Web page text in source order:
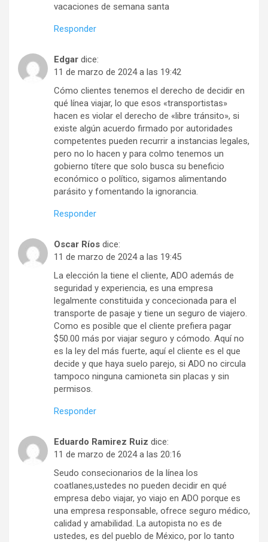
vacaciones de semana santa
Responder
Edgar dice:
11 de marzo de 2024 a las 19:42
Cómo clientes tenemos el derecho de decidir en
qué línea viajar, lo que esos «transportistas»
hacen es violar el derecho de «libre tránsito», si
existe algún acuerdo firmado por autoridades
competentes pueden recurrir a instancias legales,
pero no lo hacen y para colmo tenemos un
gobierno títere que solo busca su beneficio
económico o político, sigamos alimentando
parásito y fomentando la ignorancia.
Responder
Oscar Ríos dice:
11 de marzo de 2024 a las 19:45
La elección la tiene el cliente, ADO además de
seguridad y experiencia, es una empresa
legalmente constituida y concecionada para el
transporte de pasaje y tiene un seguro de viajero.
Como es posible que el cliente prefiera pagar
$50.00 más por viajar seguro y cómodo. Aquí no
es la ley del más fuerte, aquí el cliente es el que
decide y que haya suelo parejo, si ADO no circula
tampoco ninguna camioneta sin placas y sin
permisos.
Responder
Eduardo Ramirez Ruiz dice:
11 de marzo de 2024 a las 20:16
Seudo consecionarios de la línea los
coatlanes,ustedes no pueden decidir en qué
empresa debo viajar, yo viajo en ADO porque es
una empresa responsable, ofrece seguro médico,
calidad y amabilidad. La autopista no es de
ustedes, es del pueblo de México, por lo tanto